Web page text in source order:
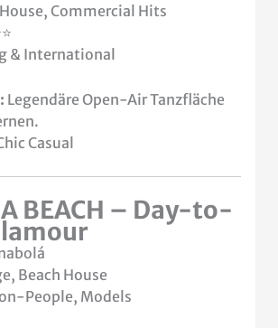
Commercial Hits
& International
Legendäre Open-Air Tanzfläche
Casual
BEACH – Day-to-
Beach House
People, Models